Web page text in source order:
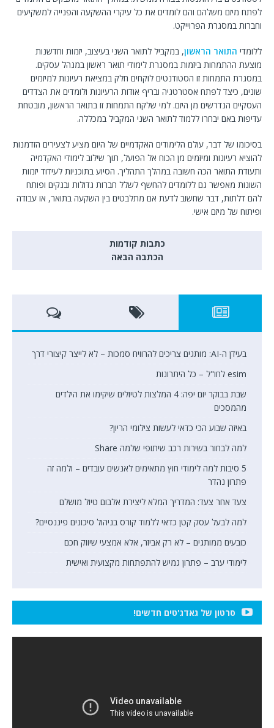
לפתח מיזם משלהם והם לומדים את כל עיקרי ההשקעה והפנייה למשקיעים
וחברות במסגרת הפרוייקט.
ללומדי התואר הראשון, במקביל לתואר השני בעיצוב, יזמות וחדשנות
מוצעת ההתמחות ביזמות במסגרת לימודי תואר ראשון במנהל עסקים.
במסגרת התמחות זו הסטודנטים לוקחים חלק במציאת רעיונות למיזמים
שונים, כיצד לפתח אסטרטגיה ובריף אודות הרעיונות ולומדים את הצדדים
העסקיים הנדרשים מן היזם. למי שלקח התמחות זו בתואר הראשון, מובטחת
עדיפות באם יבחרו ללמוד לתואר השני המקביל במכללה.
בסיכומו של דבר, עולם הלימודים האקדמיים של היום מציע לצעירים הזדמנות
להוציא רעיונות ומיזמים מן הכוח אל הפועל, תוך שילוב לימודי האקדמיה
ותעודת התואר הכה חשובה במהלך התהליך. הסיוע בתוכניות לעידוד יזמות
השונות מאפשר גם ללומדים להחשף לשלל חברות גדולות ובנקים ופותח
להם דלתות, דבר שחשוב לדעת אם מתלבטים בין השקעה בתואר, או עבודה
ופיתוח של מיזם אישי.
כתבות קודמות
הכתבה הבאה
בעידן ה-AI: מותגים צריכים להרוויח סמכות – לא לייצר קיצורי דרך
esim לחו"ל – כל היתרונות
שבת בבוקר יום יפה: 4 המלצות לטיולים שיקימו את הילדים
מהמסכים
באיזה שבוע הכי כדאי לעשות צילומי הריון?
למה לבחור בשירות רכב שיתופי שלמה Share
5 סיבות למה לימודי חוץ מתאימים לאנשים עובדים – ולמה זה
פתרון נהדר
צעד אחר צעד: המדריך המלא ליצירת אלבום טיול מושלם
למה לבעל עסק קטן כדאי ללמוד קורס בניהול סיכונים פיננסיים?
כובעים ממותגים – לא רק אביזר, אלא אמצעי שיווק חכם
לימודי ערב – פתרון גמיש להתפתחות מקצועית ואישית
סרטון של גאדג'טים חדשים!